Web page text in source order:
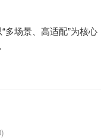
多场景、高适配”为核心